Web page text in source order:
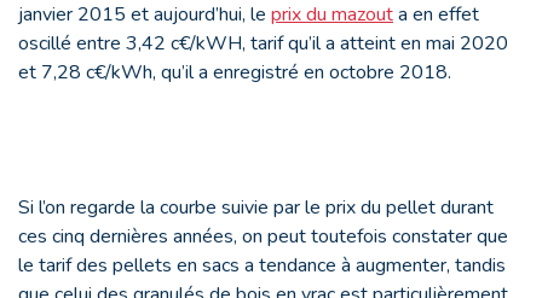
janvier 2015 et aujourd’hui, le prix du mazouta en effet
oscillé entre 3,42 c€/kWH, tarif qu’il a atteint en mai 2020
et 7,28 c€/kWh, qu’il a enregistré en octobre 2018.
Si l’on regarde la courbe suivie par le prix du pellet durant
ces cinq dernières années, on peut toutefois constater que
le tarif des pellets en sacs a tendance à augmenter, tandis